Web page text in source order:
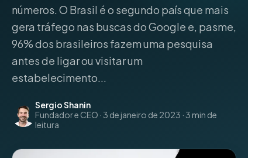
números. O Brasil é o segundo país que mais
gera tráfego nas buscas do Google e, pasme,
96% dos brasileiros fazem uma pesquisa
antes de ligar ou visitar um
estabelecimento...
Sergio Shanin
Fundador e CEO · 3 de janeiro de 2023 · 3 min de
leitura